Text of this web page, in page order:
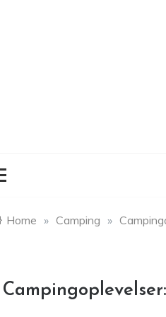
Home » Camping »